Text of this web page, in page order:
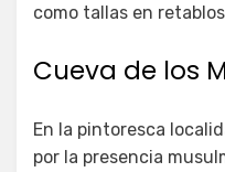
como tallas en
Cueva de los
En la pintoresca
por la presencia